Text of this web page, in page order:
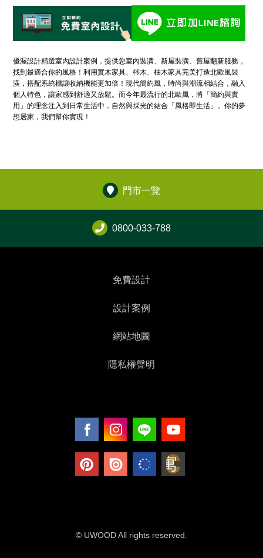
優渥設計精選室內設計案例，提供您室內裝潢、新屋裝潢、舊屋翻新服務，
找到最適合你的風格！利用實木家具、梣木、柚木家具完美打造北歐風裝
潢，搭配系統櫃讓收納機能更加倍！現代簡約風，時尚與潮流相結合，融入
個人特色，讓家感到舒適又放鬆。而今年最流行的北歐風，將「簡約與實
用」的理念注入到日常生活中，自然與採光的結合「風格即生活」。你的夢
想居家，我們幫你實現！
門市一覽
0800-033-788
免費設計
設計案例
網站地圖
隱私權聲明
© UWOOD All rights reserved.